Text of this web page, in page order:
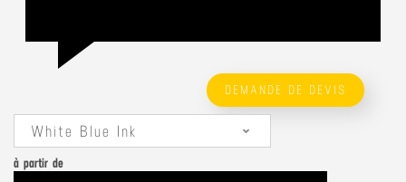
DEMANDE DE DEVIS
White Blue Ink
à partir de